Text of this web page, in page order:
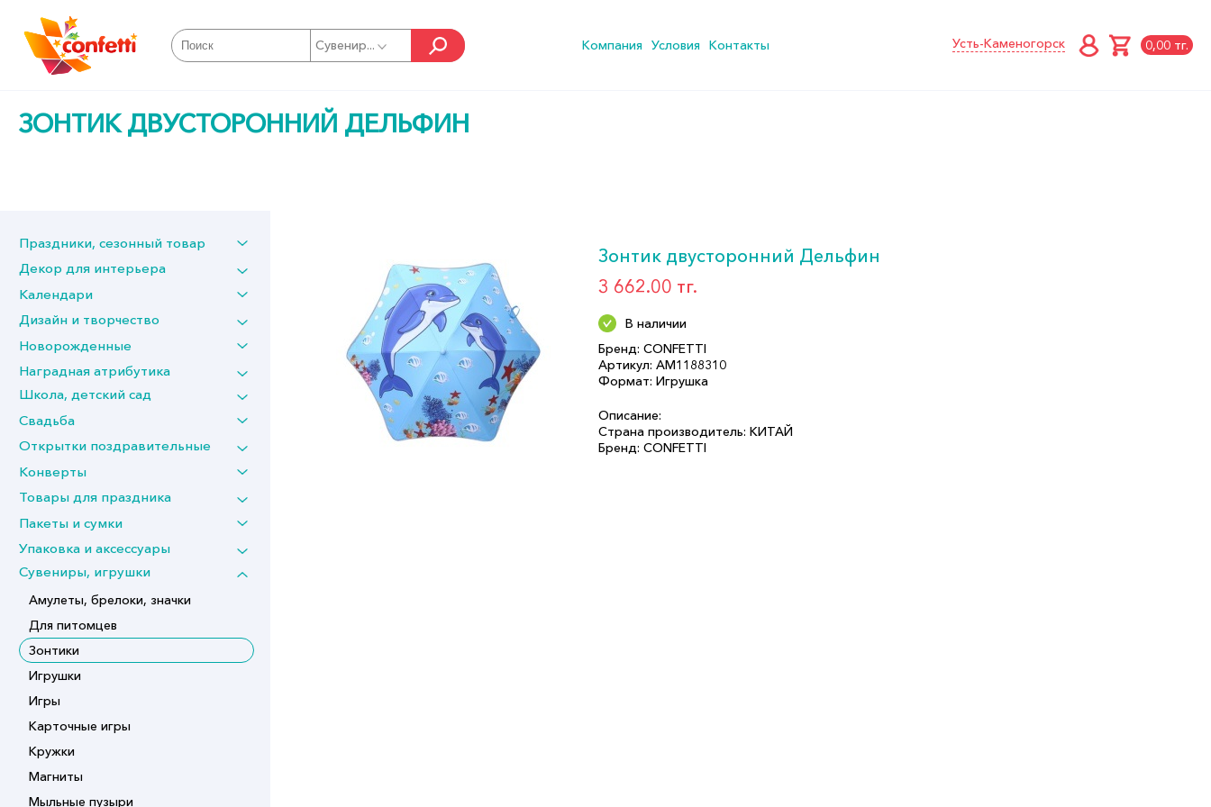
Сувенир... Компания Условия Контакты Усть-Каменогорск 0,00 тг.
ЗОНТИК ДВУСТОРОННИЙ ДЕЛЬФИН
Праздники, сезонный товар
Декор для интерьера
Календари
Дизайн и творчество
Новорожденные
Наградная атрибутика
Школа, детский сад
Свадьба
Открытки поздравительные
Конверты
Товары для праздника
Пакеты и сумки
Упаковка и аксессуары
Сувениры, игрушки
Амулеты, брелоки, значки
Для питомцев
Зонтики
Игрушки
Игры
Карточные игры
Кружки
Магниты
Мыльные пузыри
Зонтик двусторонний Дельфин
3 662.00 тг.
В наличии
Бренд: CONFETTI
Артикул: АМ1188310
Формат: Игрушка
Описание:
Страна производитель: КИТАЙ
Бренд: CONFETTI